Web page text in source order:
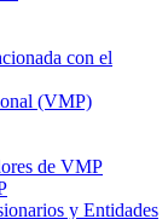
con el
(VMP)
de VMP
y Entidades